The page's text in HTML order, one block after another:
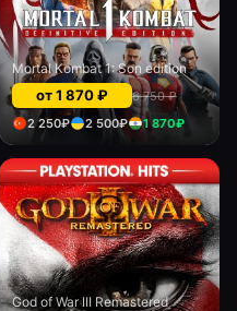
Mortal Kombat 1: Son edition
от1 870₽ 6 750₽
2 250₽ 2 500₽ 1 870₽
God of War III Remastered